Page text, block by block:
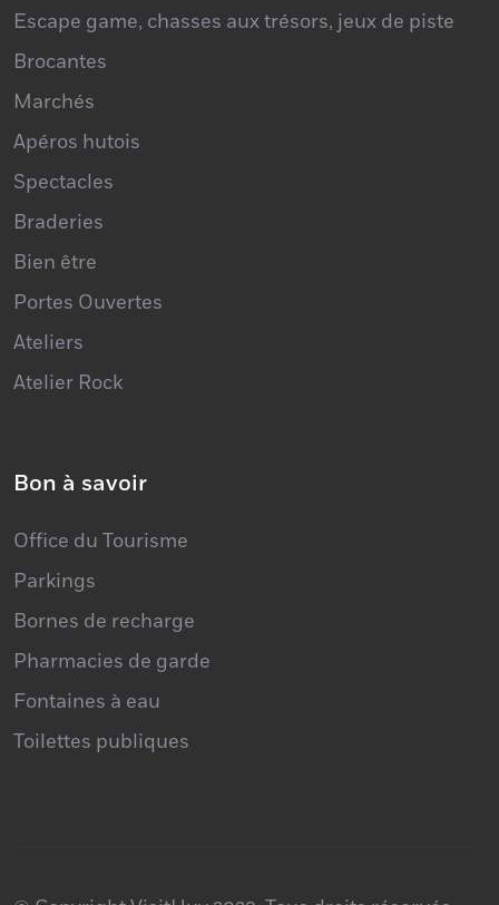
Expositions
Escape game, chasses aux trésors, jeux de piste
Brocantes
Marchés
Apéros hutois
Spectacles
Braderies
Bien être
Portes Ouvertes
Ateliers
Bon à savoir
Office du Tourisme
Parkings
Bornes de recharge
Pharmacies de garde
Fontaines à eau